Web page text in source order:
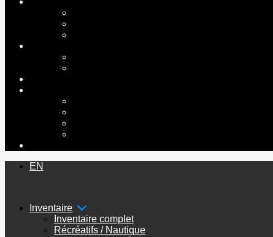
EN
Inventaire
Inventaire complet
Récréatifs / Nautique